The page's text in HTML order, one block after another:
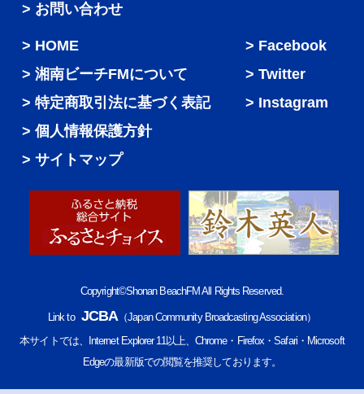
> お問い合わせ
HOME
湘南ビーチFMについて
特定商取引法に基づく表記
個人情報保護方針
サイトマップ
Facebook
Twitter
Instagram
Copyright©Shonan BeachFM All Rights Reserved.
Link to JCBA（Japan Community Broadcasting Association）
本サイトでは、Internet Explorer 11以上、Chrome・Firefox・Safari・Microsoft
Edgeの最新版での閲覧を推奨しております。